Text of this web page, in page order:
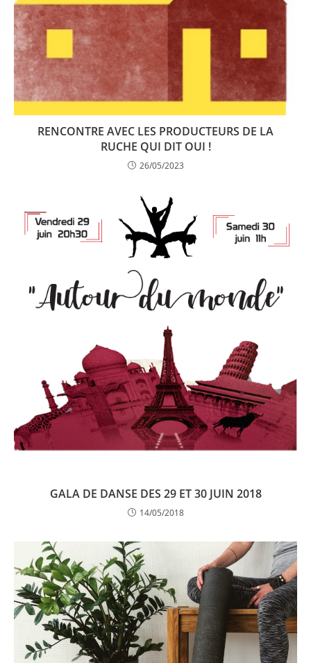
RENCONTRE AVEC LES PRODUCTEURS DE LA
RUCHE QUI DIT OUI !
26/05/2023
GALA DE DANSE DES 29 ET 30 JUIN 2018
14/05/2018